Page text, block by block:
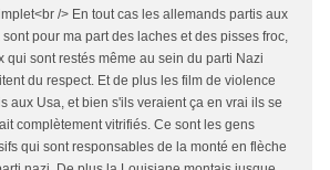
/> En tout cas les allemands partis aux
sont pour ma part des laches et des pisses froc,
qui sont restés même au sein du parti Nazi
du respect. Et de plus les film de violence
aux Usa, et bien s'ils veraient ça en vrai ils se
complètement vitrifiés. Ce sont les gens
qui sont responsables de la monté en flèche